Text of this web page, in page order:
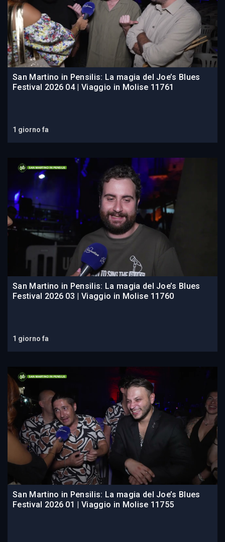
San Martino in Pensilis: La magia del Joe’s Blues
Festival 2026 04 | Viaggio in Molise 11761
1 giorno fa
San Martino in Pensilis: La magia del Joe’s Blues
Festival 2026 03 | Viaggio in Molise 11760
1 giorno fa
San Martino in Pensilis: La magia del Joe’s Blues
Festival 2026 01 | Viaggio in Molise 11755